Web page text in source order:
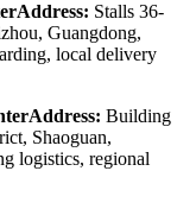
Stalls 36-
Guangdong,
local delivery
Building
Shaoguan,
logistics, regional